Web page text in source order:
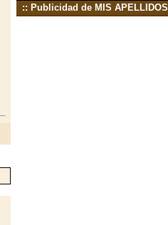
:: Publicidad de MIS APELLIDOS